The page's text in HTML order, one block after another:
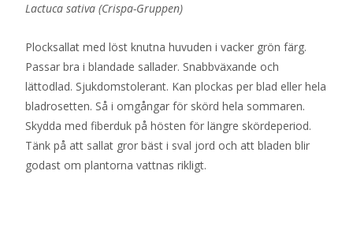
Lactuca sativa (Crispa-Gruppen)
Plocksallat med löst knutna huvuden i vacker grön färg.
Passar bra i blandade sallader. Snabbväxande och
lättodlad. Sjukdomstolerant. Kan plockas per blad eller hela
bladrosetten. Så i omgångar för skörd hela sommaren.
Skydda med fiberduk på hösten för längre skördeperiod.
Tänk på att sallat gror bäst i sval jord och att bladen blir
godast om plantorna vattnas rikligt.